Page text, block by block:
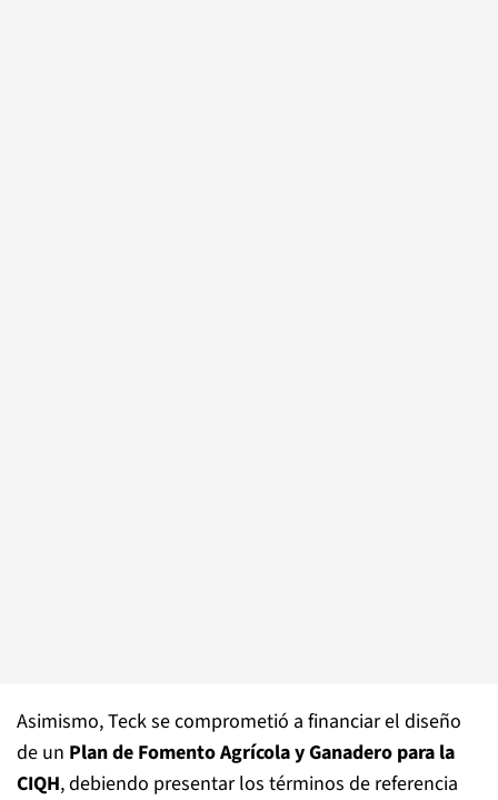
Asimismo, Teck se comprometió a financiar el diseño
de un Plan de Fomento Agrícola y Ganadero para la
CIQH, debiendo presentar los términos de referencia